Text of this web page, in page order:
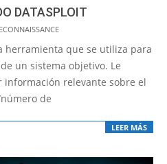
DATASPLOIT
herramienta que se utiliza para
un sistema objetivo. Le
relevante sobre el
de
LEER MÁS